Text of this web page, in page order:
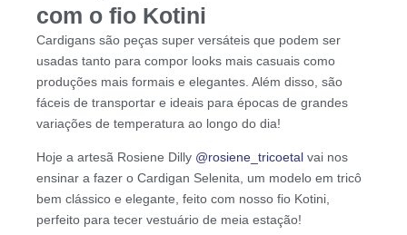
com o fio Kotini
Cardigans são peças super versáteis que podem ser
usadas tanto para compor looks mais casuais como
produções mais formais e elegantes. Além disso, são
fáceis de transportar e ideais para épocas de grandes
variações de temperatura ao longo do dia!
Hoje a artesã Rosiene Dilly @rosiene_tricoetal vai nos
ensinar a fazer o Cardigan Selenita, um modelo em tricô
bem clássico e elegante, feito com nosso fio Kotini,
perfeito para tecer vestuário de meia estação!